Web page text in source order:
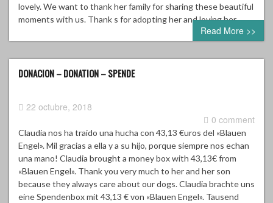
lovely. We want to thank her family for sharing these beautiful
moments with us. Thank s for adopting her and loving her…
Read More >>
DONACION – DONATION – SPENDE
22 octubre, 2018
0 comment
Claudia nos ha traido una hucha con 43,13 €uros del «Blauen
Engel». Mil gracias a ella y a su hijo, porque siempre nos echan
una mano! Claudia brought a money box with 43,13€ from
«Blauen Engel». Thank you very much to her and her son
because they always care about our dogs. Claudia brachte uns
eine Spendenbox mit 43,13 € von «Blauen Engel». Tausend